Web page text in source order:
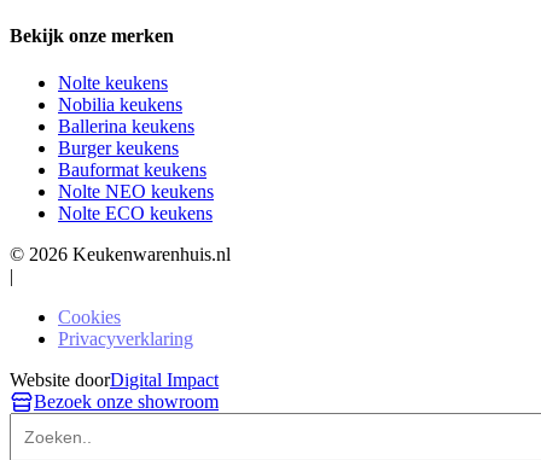
Bekijk onze merken
Nolte keukens
Nobilia keukens
Ballerina keukens
Burger keukens
Bauformat keukens
Nolte NEO keukens
Nolte ECO keukens
© 2026 Keukenwarenhuis.nl
|
Cookies
Privacyverklaring
Website doorDigital Impact
Bezoek onze showroom